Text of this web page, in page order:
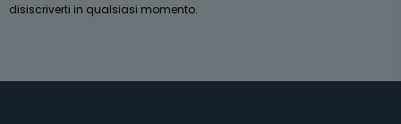
disiscriverti in qualsiasi momento.